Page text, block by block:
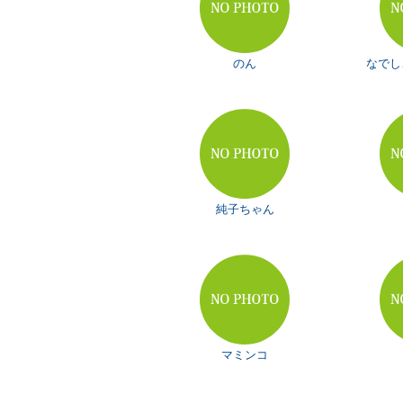
のん なで
純子ちゃん
マミンコ